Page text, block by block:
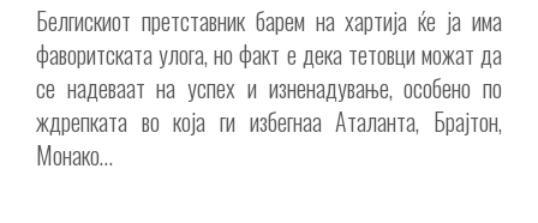
Белгискиот претставник барем на хартија ќе ја има
фаворитската улога, но факт е дека тетовци можат да
се надеваат на успех и изненадување, особено по
ждрепката во која ги избегнаа Аталанта, Брајтон,
Монако…